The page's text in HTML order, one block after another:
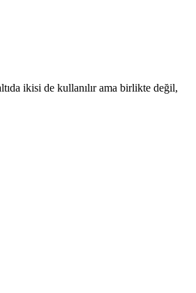
ikisi de kullanılır ama birlikte değil,